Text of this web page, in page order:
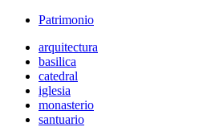
Patrimonio
arquitectura
basilica
catedral
iglesia
monasterio
santuario